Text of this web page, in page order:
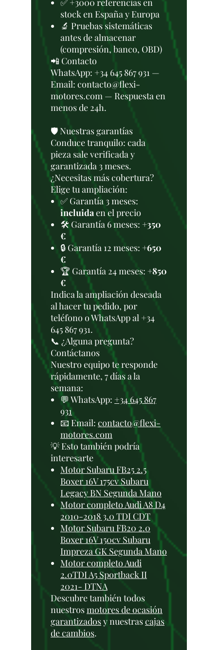
✅ +3000 referencias en
stock en España y Europa
🔬 Pruebas sistemáticas
antes de almacenar
(compresión, banco, OBD)
📲 Contacto
WhatsApp: +34 645 867 931 —
Email: contacto@flexi-
motores.com — Respuesta en
menos de 24h.
🛡️ Nuestras garantías
Conduce tranquilo: cada
pieza sale verificada y
garantizada 3 meses.
¿Necesitas más cobertura?
Elige tu ampliación:
✅ Garantía 3 meses:
incluidaen el precio
🛠️ Garantía 6 meses: +350
€
🔒 Garantía 12 meses: +650
€
🏆 Garantía 24 meses: +850
€
Indica la ampliación deseada
al hacer tu pedido, por
teléfono o WhatsApp al +34
645 867 931.
📞 ¿Alguna pregunta?
Contáctanos
Nuestro equipo te responde
rápidamente, 7 días a la
semana:
💬 WhatsApp: +34 645 867
931
📧 Email: contacto@flexi-
motores.com
💡 Esto también podría
interesarte
Motor Subaru FB25 2.5
Boxer 16V 175cv Subaru
Legacy BN Segunda Mano
Motor completo Audi A8 D4
2010-2018 3.0 TDI CDT
Motor Subaru FB20 2.0
Boxer 16V 150cv Subaru
Impreza GK Segunda Mano
Motor completo Audi
2.0TDI A5 Sportback II
2021- DTNA
Descubre también todos
nuestrosmotores de ocasión
garantizadosy nuestrascajas
de cambios.